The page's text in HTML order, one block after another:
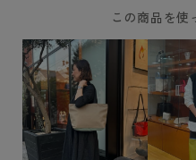
この商品を使